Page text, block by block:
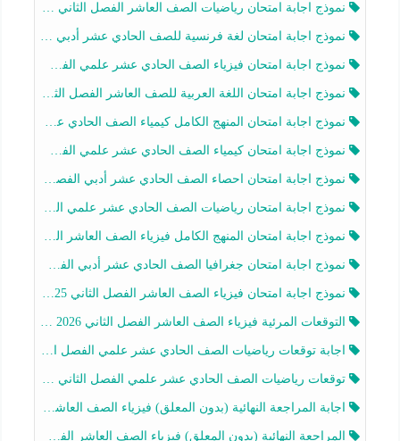
نموذج اجابة امتحان رياضيات الصف العاشر الفصل الثاني 2025-2026
نموذج اجابة امتحان لغة فرنسية للصف الحادي عشر أدبي الفصل الثاني 2025-2026
نموذج اجابة امتحان فيزياء الصف الحادي عشر علمي الفصل الثاني 2025-2026
نموذج اجابة امتحان اللغة العربية للصف العاشر الفصل الثاني 2025-2026
نموذج اجابة امتحان المنهج الكامل كيمياء الصف الحادي عشر علمي الفصل الثاني 2025-2026
نموذج اجابة امتحان كيمياء الصف الحادي عشر علمي الفصل الثاني 2025-2026
نموذج اجابة امتحان احصاء الصف الحادي عشر أدبي الفصل الثاني 2025-2026
نموذج اجابة امتحان رياضيات الصف الحادي عشر علمي الفصل الثاني 2025-2026
نموذج اجابة امتحان المنهج الكامل فيزياء الصف العاشر الفصل الثاني 2025-2026
نموذج اجابة امتحان جغرافيا الصف الحادي عشر أدبي الفصل الثاني 2025-2026
نموذج اجابة امتحان فيزياء الصف العاشر الفصل الثاني 2025-2026
التوقعات المرئية فيزياء الصف العاشر الفصل الثاني 2026 أ هيثم الليثي
اجابة توقعات رياضيات الصف الحادي عشر علمي الفصل الثاني 2025-2026 أ عمرو فايز
توقعات رياضيات الصف الحادي عشر علمي الفصل الثاني 2025-2026 أ عمرو فايز
اجابة المراجعة النهائية (بدون المعلق) فيزياء الصف العاشر الفصل الثاني أ أحمد نبيه
المراجعة النهائية (بدون المعلق) فيزياء الصف العاشر الفصل الثاني أ أحمد نبيه